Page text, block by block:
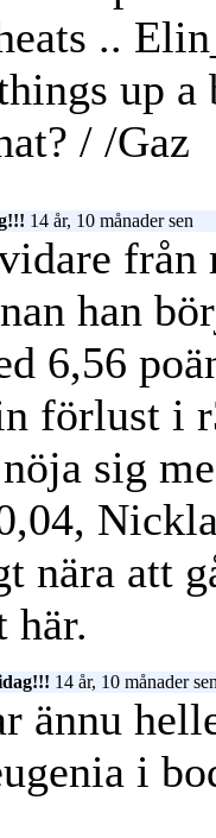
..
up
/ /Gaz
14 år, 10 månader sen
från
han
6,56
förlust i
sig
nära att
här.
14 år, 10 månader
ännu
i